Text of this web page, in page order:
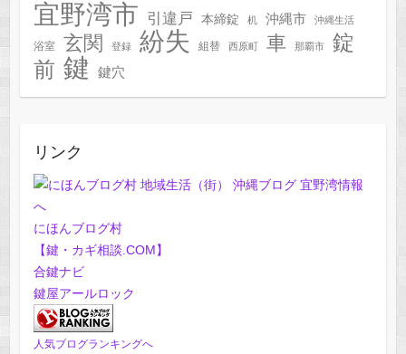
宜野湾市 引違戸 本締錠 机 沖縄市 沖縄生活
浴室 玄関 登録 紛失 組替 西原町 車 那覇市
錠
前 鍵 鍵穴
リンク
にほんブログ村
【鍵・カギ相談.COM】
合鍵ナビ
鍵屋アールロック
人気ブログランキングへ